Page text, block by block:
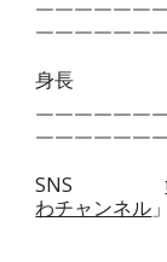
￣￣￣￣￣￣
￣￣￣￣￣￣
身長
￣￣￣￣￣￣
￣￣￣￣￣￣
SNS
わチャンネル